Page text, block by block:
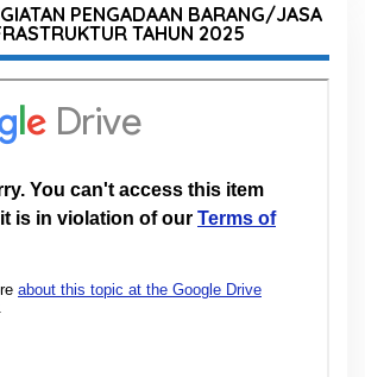
PENGADAAN BARANG/JASA
TAHUN 2025